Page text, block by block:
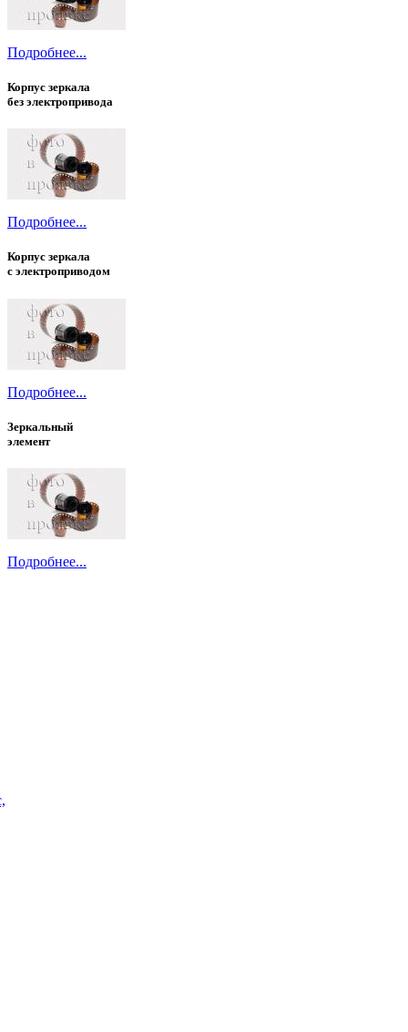
Подробнее...
Корпус зеркала
без электропривода
Подробнее...
Корпус зеркала
с электроприводом
Подробнее...
Зеркальный
элемент
Подробнее...